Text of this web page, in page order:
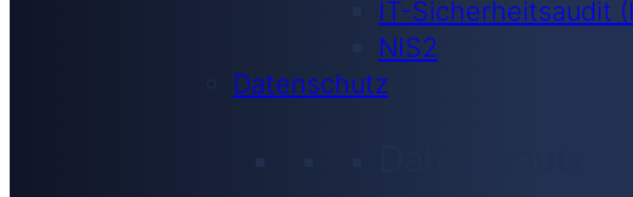
IT-Sicherheitsaudit
NIS2
Datenschutz